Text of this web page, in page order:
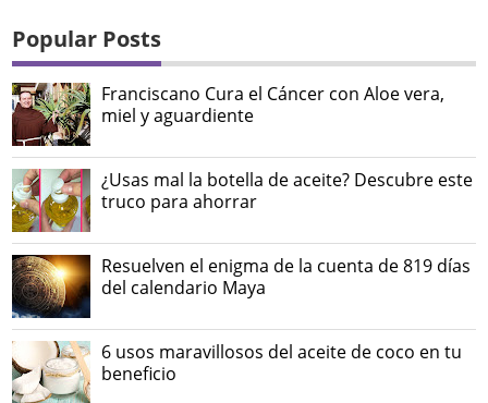
Popular Posts
Franciscano Cura el Cáncer con Aloe vera,
miel y aguardiente
¿Usas mal la botella de aceite? Descubre este
truco para ahorrar
Resuelven el enigma de la cuenta de 819 días
del calendario Maya
6 usos maravillosos del aceite de coco en tu
beneficio